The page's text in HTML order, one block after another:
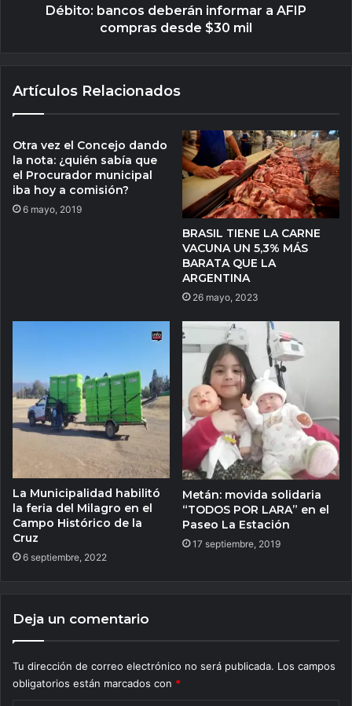
Débito: bancos deberán informar a AFIP
compras desde $30 mil
Artículos Relacionados
Otra vez el Concejo dando
la nota: ¿quién sabía que
el Procurador municipal
iba hoy a comisión?
6 mayo, 2019
BRASIL TIENE LA CARNE
VACUNA UN 5,3% MÁS
BARATA QUE LA
ARGENTINA
26 mayo, 2023
La Municipalidad habilitó
la feria del Milagro en el
Campo Histórico de la
Cruz
6 septiembre, 2022
Metán: movida solidaria
“TODOS POR LARA” en el
Paseo La Estación
17 septiembre, 2019
Deja un comentario
Tu dirección de correo electrónico no será publicada. Los campos
obligatorios están marcados con *